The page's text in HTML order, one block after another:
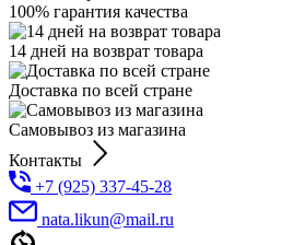
100% гарантия качества
14 дней на возврат товара
Доставка по всей стране
Самовывоз из магазина
Контакты
+7 (925) 337-45-28
nata.likun@mail.ru